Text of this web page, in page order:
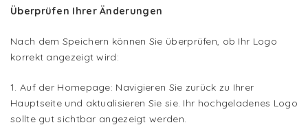
Überprüfen Ihrer Änderungen
Nach dem Speichern können Sie überprüfen, ob Ihr Logo
korrekt angezeigt wird:
1. Auf der Homepage: Navigieren Sie zurück zu Ihrer
Hauptseite und aktualisieren Sie sie. Ihr hochgeladenes Logo
sollte gut sichtbar angezeigt werden.